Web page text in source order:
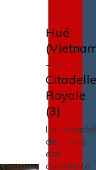
Hué
-
Citadelle
Royale
(3)
La
de Hué
été
construite